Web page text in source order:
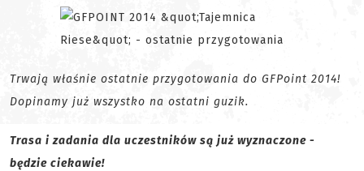
Trwają właśnie ostatnie przygotowania do GFPoint 2014!
Dopinamy już wszystko na ostatni guzik.
Trasa i zadania dla uczestników są już wyznaczone -
będzie ciekawie!